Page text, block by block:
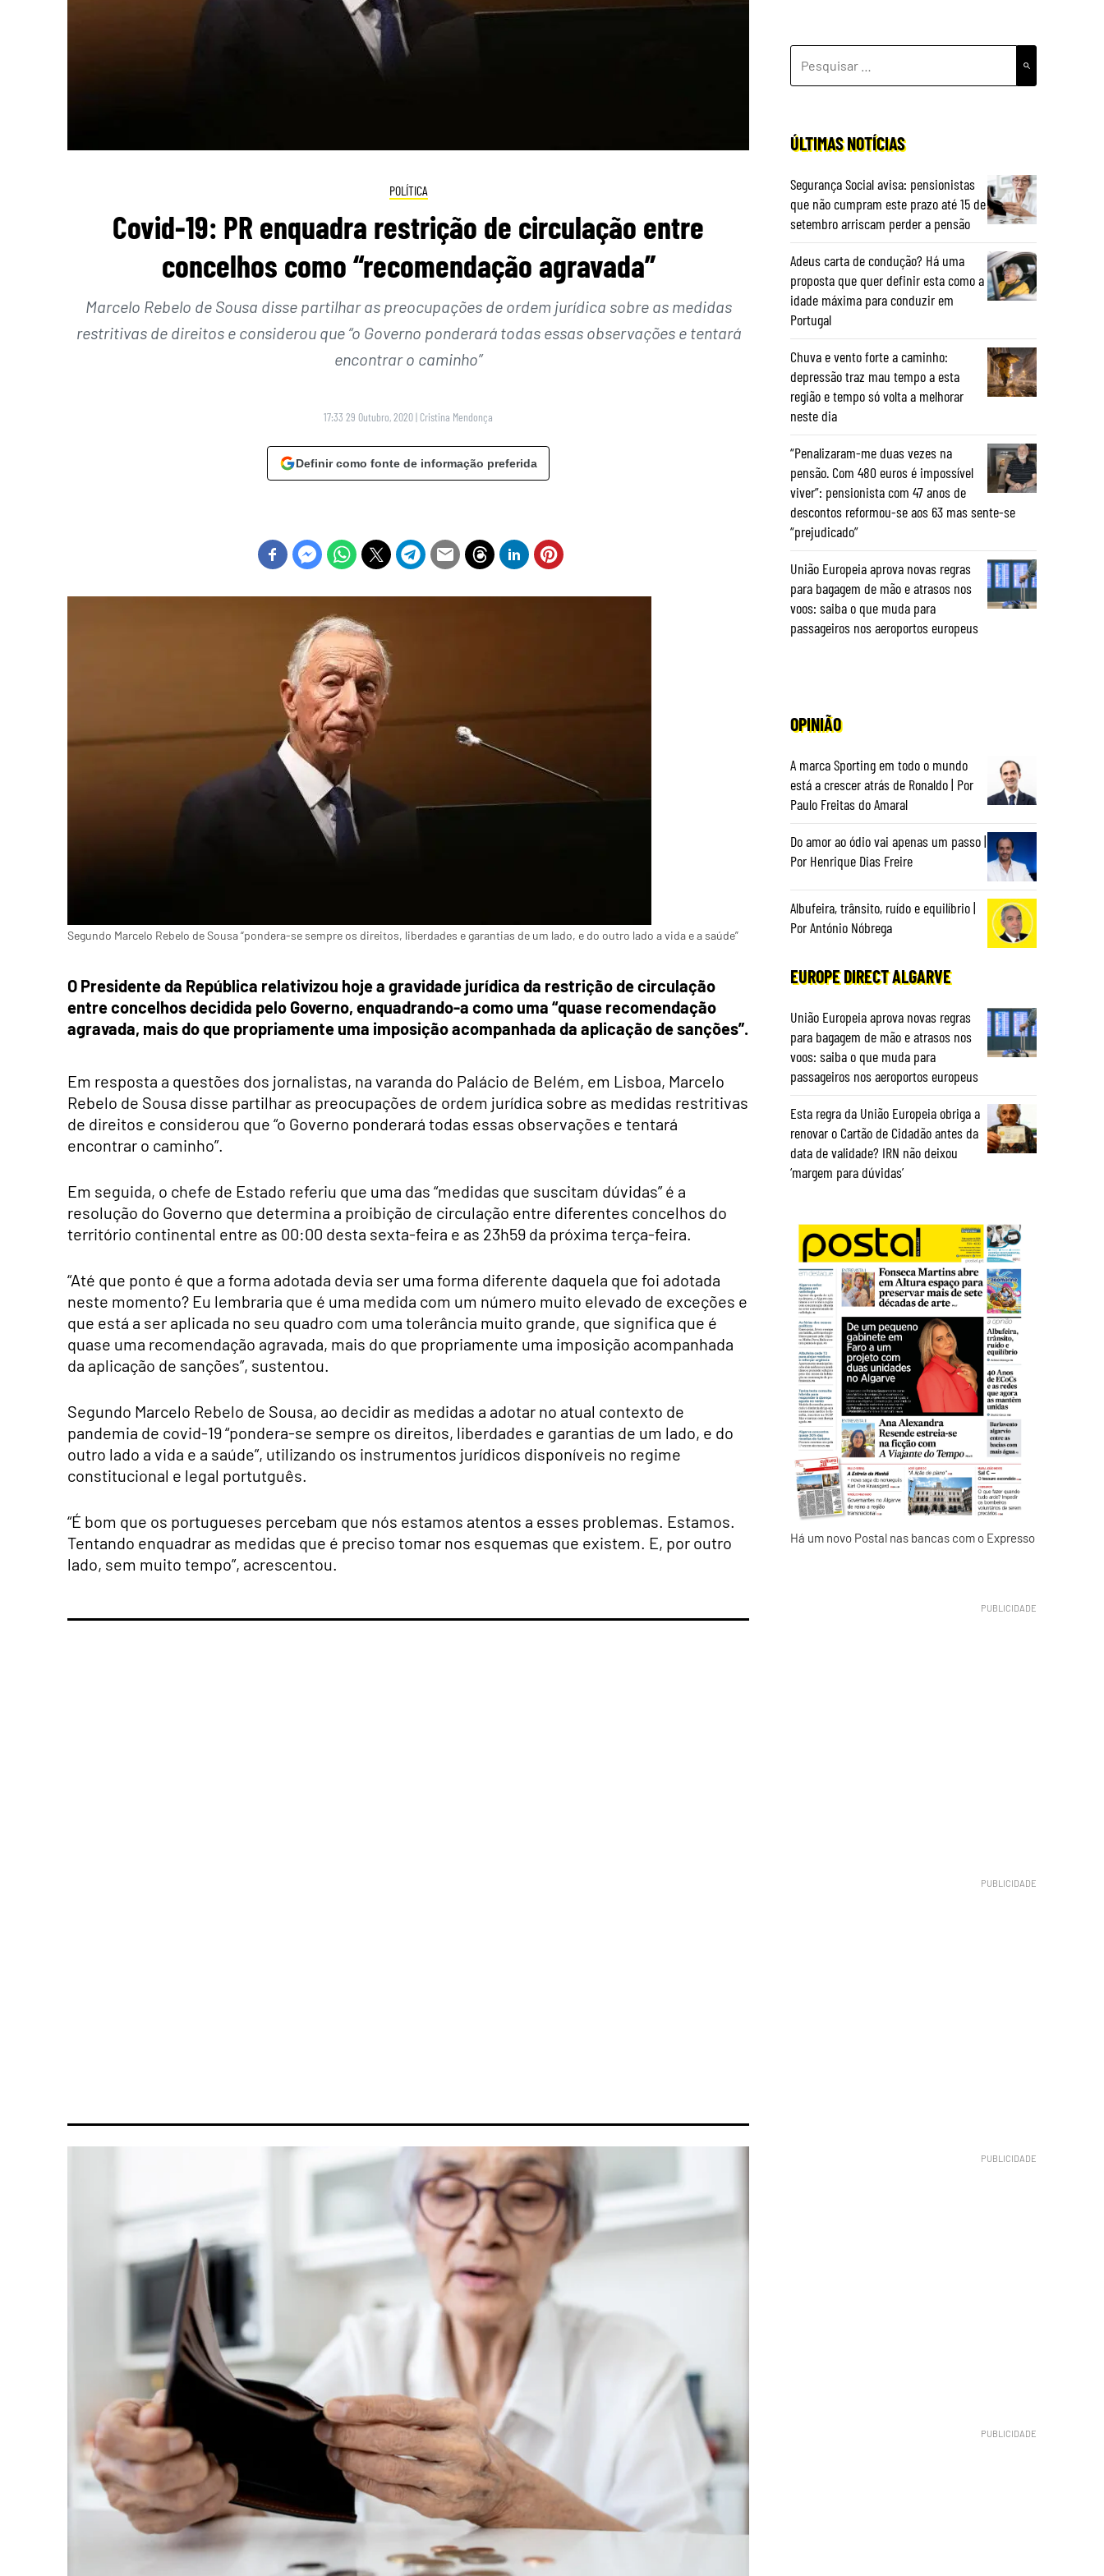
POLÍTICA
Covid-19: PR enquadra restrição de circulação entre
concelhos como “recomendação agravada”
Marcelo Rebelo de Sousa disse partilhar as preocupações de ordem jurídica sobre as medidas
restritivas de direitos e considerou que “o Governo ponderará todas essas observações e tentará
encontrar o caminho”
17:33 29 Outubro, 2020| Cristina Mendonça
Definir como fonte de informação preferida
Segundo Marcelo Rebelo de Sousa “pondera-se sempre os direitos, liberdades e garantias de um lado, e do outro lado a vida e a saúde”
O Presidente da República relativizou hoje a gravidade jurídica da restrição de circulação
entre concelhos decidida pelo Governo, enquadrando-a como uma “quase recomendação
agravada, mais do que propriamente uma imposição acompanhada da aplicação de sanções”.
Em resposta a questões dos jornalistas, na varanda do Palácio de Belém, em Lisboa, Marcelo
Rebelo de Sousa disse partilhar as preocupações de ordem jurídica sobre as medidas restritivas
de direitos e considerou que “o Governo ponderará todas essas observações e tentará
encontrar o caminho”.
Em seguida, o chefe de Estado referiu que uma das “medidas que suscitam dúvidas” é a
resolução do Governo que determina a proibição de circulação entre diferentes concelhos do
território continental entre as 00:00 desta sexta-feira e as 23h59 da próxima terça-feira.
“Até que ponto é que a forma adotada devia ser uma forma diferente daquela que foi adotada
neste momento? Eu lembraria que é uma medida com um número muito elevado de exceções e
que está a ser aplicada no seu quadro com uma tolerância muito grande, que significa que é
quase uma recomendação agravada, mais do que propriamente uma imposição acompanhada
da aplicação de sanções”, sustentou.
Segundo Marcelo Rebelo de Sousa, ao decidir as medidas a adotar no atual contexto de
pandemia de covid-19 “pondera-se sempre os direitos, liberdades e garantias de um lado, e do
outro lado a vida e a saúde”, utilizando os instrumentos jurídicos disponíveis no regime
constitucional e legal portutguês.
“É bom que os portugueses percebam que nós estamos atentos a esses problemas. Estamos.
Tentando enquadrar as medidas que é preciso tomar nos esquemas que existem. E, por outro
lado, sem muito tempo”, acrescentou.
POR:
ÚLTIMAS NOTÍCIAS
Segurança Social avisa: pensionistas
que não cumpram este prazo até 15 de
setembro arriscam perder a pensão
Adeus carta de condução? Há uma
proposta que quer definir esta como a
idade máxima para conduzir em
Portugal
Chuva e vento forte a caminho:
depressão traz mau tempo a esta
região e tempo só volta a melhorar
neste dia
“Penalizaram-me duas vezes na
pensão. Com 480 euros é impossível
viver”: pensionista com 47 anos de
descontos reformou-se aos 63 mas sente-se
“prejudicado”
União Europeia aprova novas regras
para bagagem de mão e atrasos nos
voos: saiba o que muda para
passageiros nos aeroportos europeus
OPINIÃO
A marca Sporting em todo o mundo
está a crescer atrás de Ronaldo | Por
Paulo Freitas do Amaral
Do amor ao ódio vai apenas um passo |
Por Henrique Dias Freire
Albufeira, trânsito, ruído e equilíbrio |
Por António Nóbrega
EUROPE DIRECT ALGARVE
União Europeia aprova novas regras
para bagagem de mão e atrasos nos
voos: saiba o que muda para
passageiros nos aeroportos europeus
Esta regra da União Europeia obriga a
renovar o Cartão de Cidadão antes da
data de validade? IRN não deixou
‘margem para dúvidas’
Há um novo Postal nas bancas com o Expresso